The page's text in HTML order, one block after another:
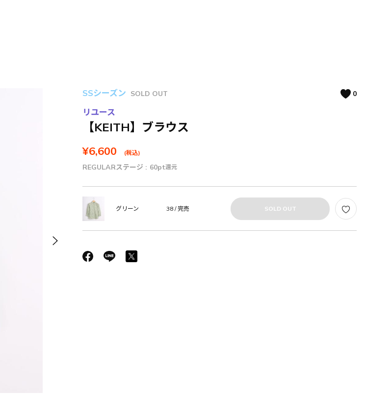
SSシーズン SOLD OUT 0
リユース
【KEITH】ブラウス
¥6,600 (税込)
REGULARステージ : 60pt還元
グリーン 38 /完売 SOLD OUT